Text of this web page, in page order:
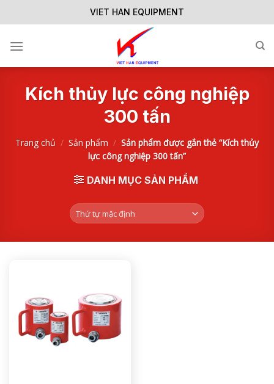
to
VIET HAN EQUIPMENT
Kích thủy lực công nghiệp
300 tấn
Trang chủ / Sản phẩm / Sản phẩm được gắn thẻ “Kích thủy
lực công nghiệp 300 tấn”
DANH MỤC SẢN PHẨM